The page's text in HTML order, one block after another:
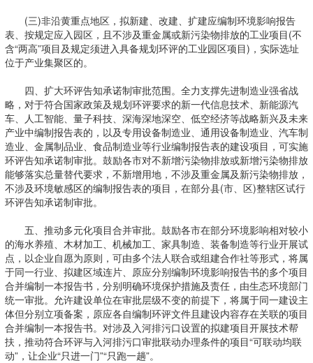
(三)非沿黄重点地区，拟新建、改建、扩建应编制环境影响报告
表、按规定应入园区，且不涉及重金属或新污染物排放的工业项目(不
含“两高”项目及规定须进入具备规划环评的工业园区项目)，实际选址
位于产业集聚区的。
四、扩大环评告知承诺制审批范围。全力支撑先进制造业强省战
略，对于符合国家政策及规划环评要求的新一代信息技术、新能源汽
车、人工智能、量子科技、深海深地深空、低空经济等战略新兴及未来
产业中编制报告表的，以及专用设备制造业、通用设备制造业、汽车制
造业、金属制品业、食品制造业等行业编制报告表的建设项目，可实施
环评告知承诺制审批。鼓励各市对不新增污染物排放或新增污染物排放
能够落实总量替代要求，不新增用地，不涉及重金属及新污染物排放，
不涉及环境敏感区的编制报告表的项目，在部分县(市、区)整辖区试行
环评告知承诺制审批。
五、推动多元化项目合并审批。鼓励各市在部分环境影响相对较小
的海水养殖、木材加工、机械加工、家具制造、装备制造等行业开展试
点，以企业自愿为原则，可由多个法人联合或组建合作社等形式，将属
于同一行业、拟建区域连片、原应分别编制环境影响报告书的多个项目
合并编制一本报告书，分别明确环境保护措施及责任，由生态环境部门
统一审批。允许建设单位在审批层级不变的前提下，将属于同一建设主
体但分别立项备案，原应各自编制环评文件且建设内容存在关联的项目
合并编制一本报告书。对涉及入河排污口设置的拟建项目开展技术帮
扶，推动符合环评与入河排污口审批联动办理条件的项目“可联动均联
动”，让企业“只进一门”“只跑一趟”。